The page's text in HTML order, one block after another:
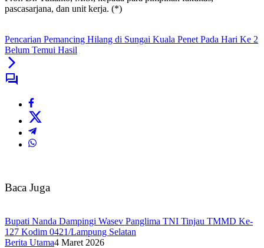
pascasarjana, dan unit kerja. (*)
Pencarian Pemancing Hilang di Sungai Kuala Penet Pada Hari Ke 2
Belum Temui Hasil
Baca Juga
Bupati Nanda Dampingi Wasev Panglima TNI Tinjau TMMD Ke-
127 Kodim 0421/Lampung Selatan
Berita Utama4 Maret 2026